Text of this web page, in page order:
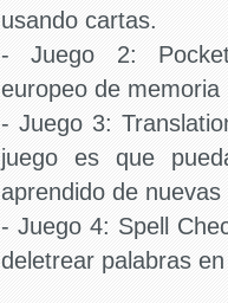
usando cartas.
- Juego 2:
europeo de memoria
- Juego 3:
juego es que
aprendido de nuevas
- Juego 4: Spell
deletrear palabras